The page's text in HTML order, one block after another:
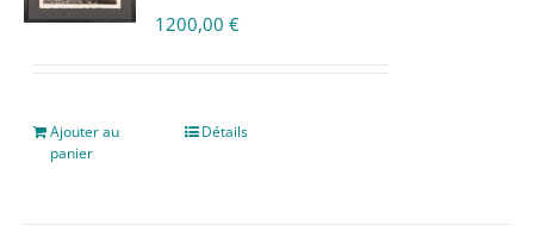
1200,00€
Ajouter au
panier
Détails